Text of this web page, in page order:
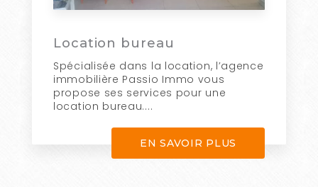
Location bureau
Spécialisée dans la location, l’agence
immobilière Passio Immo vous
propose ses services pour une
location bureau....
EN SAVOIR PLUS